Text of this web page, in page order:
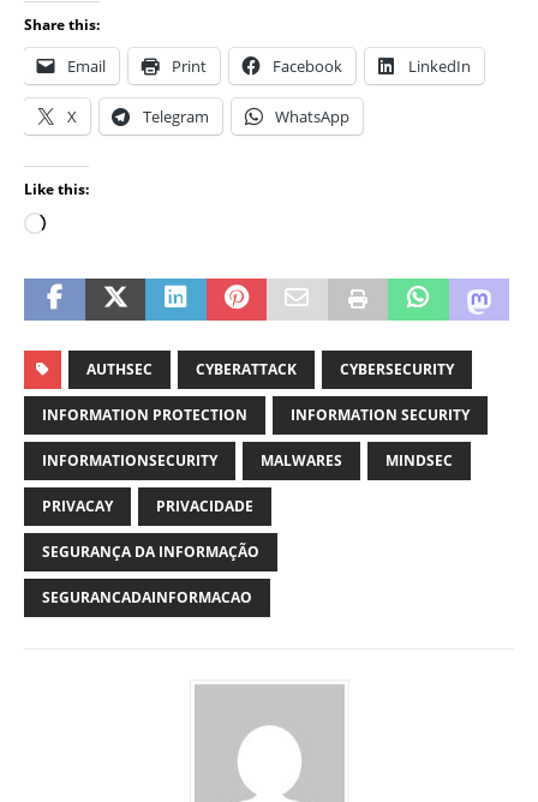
Share this:
Email Print Facebook LinkedIn
X Telegram WhatsApp
Like this:
AUTHSEC CYBERATTACK CYBERSECURITY
INFORMATION PROTECTION INFORMATION SECURITY
INFORMATIONSECURITY MALWARES MINDSEC
PRIVACAY PRIVACIDADE
SEGURANÇA DA INFORMAÇÃO
SEGURANCADAINFORMACAO